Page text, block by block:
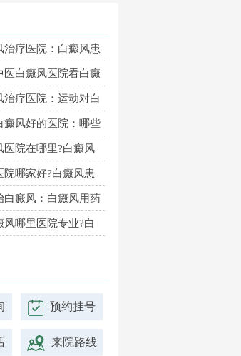
治疗医院：白癜风患
医白癜风医院看白癜
治疗医院：运动对白
癜风好的医院：哪些
医院在哪里?白癜风
院哪家好?白癜风患
白癜风：白癜风用药
风哪里医院专业?白
预约挂号
来院路线